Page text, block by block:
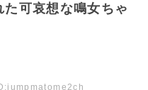
た可哀想な鳴女ちゃ